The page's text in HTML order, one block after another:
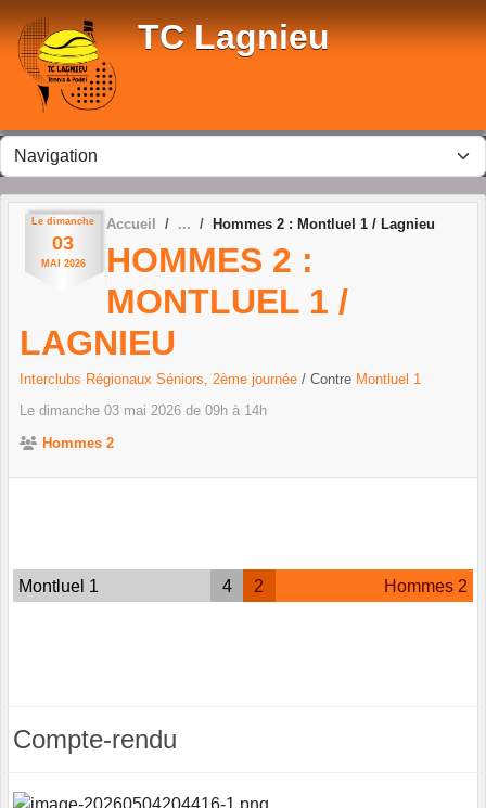
TC Lagnieu
Le dimanche
03
MAI 2026
Accueil Hommes 2 : Montluel 1 / Lagnieu
HOMMES 2 :
MONTLUEL 1 /
LAGNIEU
Interclubs Régionaux Séniors, 2ème journée / Contre Montluel 1
Le dimanche 03 mai 2026 de 09h à 14h
Hommes 2
Montluel 1 4 2 Hommes 2
Compte-rendu